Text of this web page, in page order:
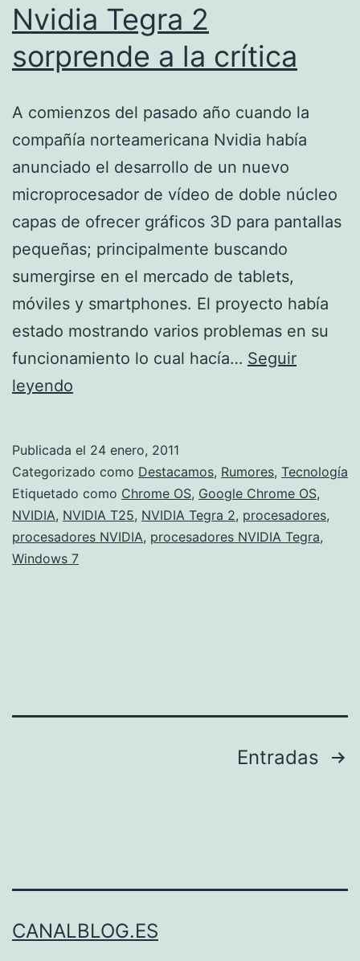
Nvidia Tegra 2
sorprende a la crítica
A comienzos del pasado año cuando la
compañía norteamericana Nvidia había
anunciado el desarrollo de un nuevo
microprocesador de vídeo de doble núcleo
capas de ofrecer gráficos 3D para pantallas
pequeñas; principalmente buscando
sumergirse en el mercado de tablets,
móviles y smartphones. El proyecto había
estado mostrando varios problemas en su
funcionamiento lo cual hacía… Seguir
leyendo
sorprende
a
la
crítica
Publicada el 24 enero, 2011
Categorizado como Destacamos, Rumores, Tecnología
Etiquetado como Chrome OS, Google Chrome OS,
NVIDIA, NVIDIA T25, NVIDIA Tegra 2, procesadores,
procesadores NVIDIA, procesadores NVIDIA Tegra,
Windows 7
Entradas
CANALBLOG.ES